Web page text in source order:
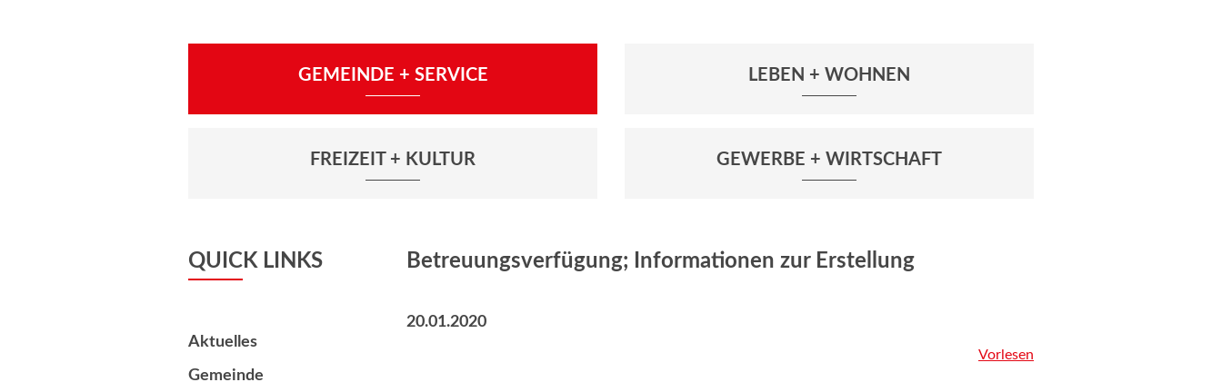
GEMEINDE + SERVICE LEBEN + WOHNEN
FREIZEIT + KULTUR GEWERBE + WIRTSCHAFT
QUICK LINKS
Aktuelles
Gemeinde
Betreuungsverfügung; Informationen zur Erstellung
20.01.2020
Vorlesen